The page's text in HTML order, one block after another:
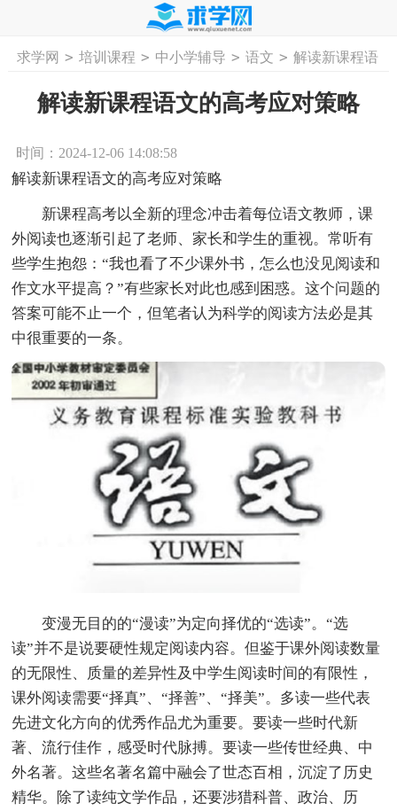
首页 工作计划 活动计划 学习计划 工
求学网 > 培训课程 > 中小学辅导 > 语文 > 解读新课程语
解读新课程语文的高考应对策略
时间：2024-12-06 14:08:58
解读新课程语文的高考应对策略
新课程高考以全新的理念冲击着每位语文教师，课
外阅读也逐渐引起了老师、家长和学生的重视。常听有
些学生抱怨：“我也看了不少课外书，怎么也没见阅读和
作文水平提高？”有些家长对此也感到困惑。这个问题的
答案可能不止一个，但笔者认为科学的阅读方法必是其
中很重要的一条。
变漫无目的的“漫读”为定向择优的“选读”。“选
读”并不是说要硬性规定阅读内容。但鉴于课外阅读数量
的无限性、质量的差异性及中学生阅读时间的有限性，
课外阅读需要“择真”、“择善”、“择美”。多读一些代表
先进文化方向的优秀作品尤为重要。要读一些时代新
著、流行佳作，感受时代脉搏。要读一些传世经典、中
外名著。这些名著名篇中融会了世态百相，沉淀了历史
精华。除了读纯文学作品，还要涉猎科普、政治、历